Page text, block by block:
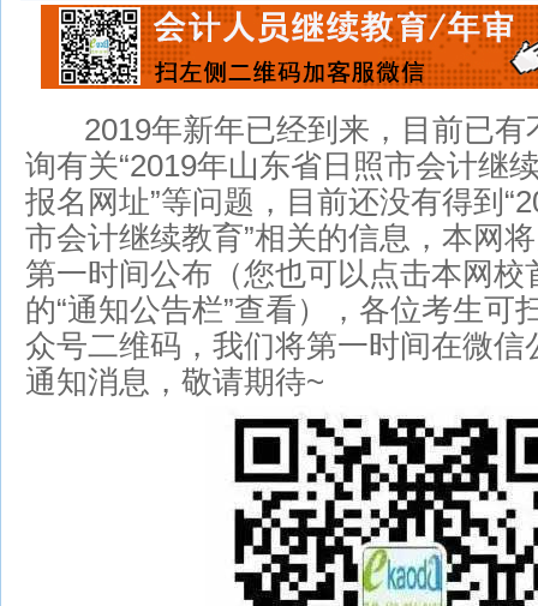
2019年新年已经到来，目前已有
询有关“2019年山东省日照市会计继
报名网址”等问题，目前还没有得到
市会计继续教育”相关的信息，本网
第一时间公布（您也可以点击本网校
的“通知公告栏”查看），各位考生可
众号二维码，我们将第一时间在微信
通知消息，敬请期待~